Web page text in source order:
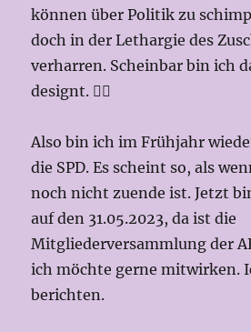
können über Politik zu
doch in der Lethargie des
verharren. Scheinbar bin ich
designt. 🤷‍♀️
Also bin ich im Frühjahr
die SPD. Es scheint so, als
noch nicht zuende ist. Jetzt
auf den 31.05.2023, da ist die
Mitgliederversammlung der
ich möchte gerne mitwirken.
berichten.